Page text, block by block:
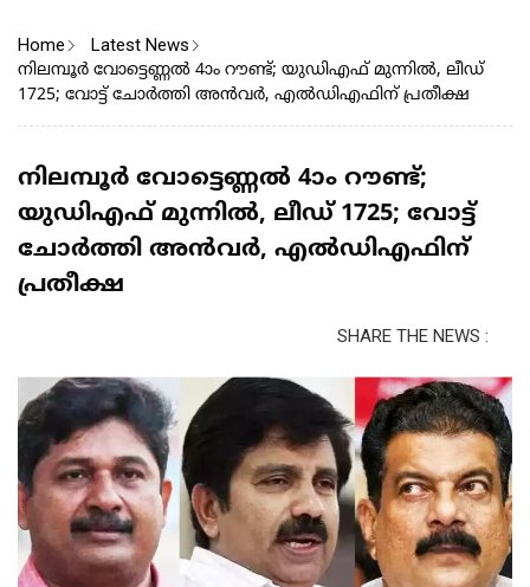
Home Latest News
നിലമ്പൂർ വോട്ടെണ്ണൽ 4ാം റൗണ്ട്; യുഡിഎഫ് മുന്നിൽ, ലീഡ്
1725; വോട്ട് ചോർത്തി അൻവർ, എൽഡിഎഫിന് പ്രതീക്ഷ
നിലമ്പൂർ വോട്ടെണ്ണൽ 4ാം റൗണ്ട്;
യുഡിഎഫ് മുന്നിൽ, ലീഡ് 1725; വോട്ട്
ചോർത്തി അൻവർ, എൽഡിഎഫിന്
പ്രതീക്ഷ
SHARE THE NEWS :